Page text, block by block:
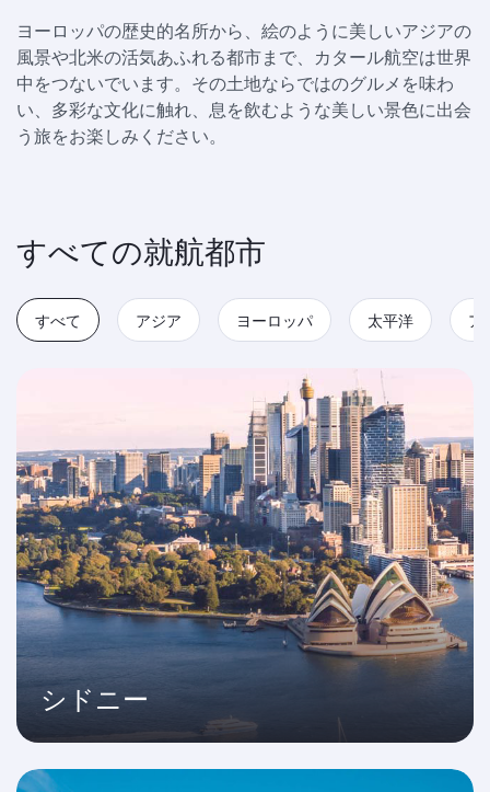
ヨーロッパの歴史的名所から、絵のように美しいアジアの
風景や北米の活気あふれる都市まで、カタール航空は世界
中をつないでいます。その土地ならではのグルメを味わ
い、多彩な文化に触れ、息を飲むような美しい景色に出会
う旅をお楽しみください。
すべての就航都市
すべて アジア ヨーロッパ 太平洋 ア
シドニー